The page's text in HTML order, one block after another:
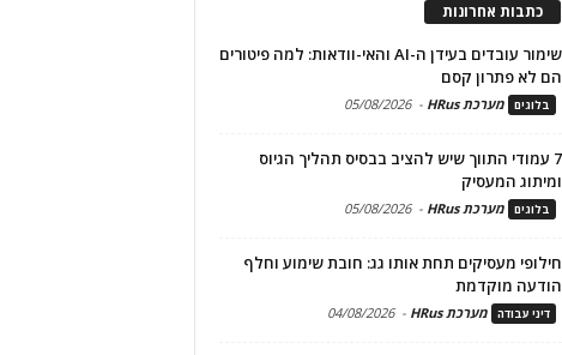
כתבות אחרונות
שימור עובדים בעידן ה-AI והאי-וודאות: למה פיטורים
הם לא פתרון קסם
בלוגים מערכת HRus -
05/08/2026
7 עמודי התווך שיש להציב בבסיס תהליך הגיוס
ומיתוג המעסיק
בלוגים מערכת HRus -
05/08/2026
חילופי מעסיקים תחת אותו גג: חובת שימוע וחלף
הודעה מוקדמת
דיני עבודה מערכת HRus -
04/08/2026